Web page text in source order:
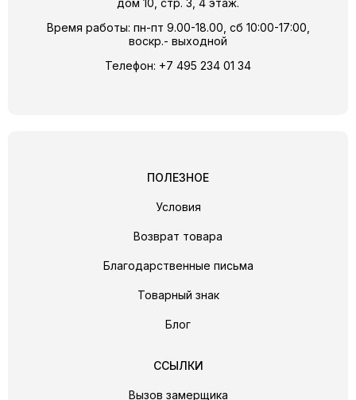
дом 10, стр. 3, 4 этаж.
Время работы: пн-пт 9.00-18.00, сб 10:00-17:00,
воскр.- выходной
Телефон: +7 495 234 01 34
ПОЛЕЗНОЕ
Условия
Возврат товара
Благодарственные письма
Товарный знак
Блог
ССЫЛКИ
Вызов замерщика